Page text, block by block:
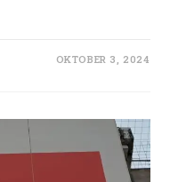
OKTOBER 3, 2024